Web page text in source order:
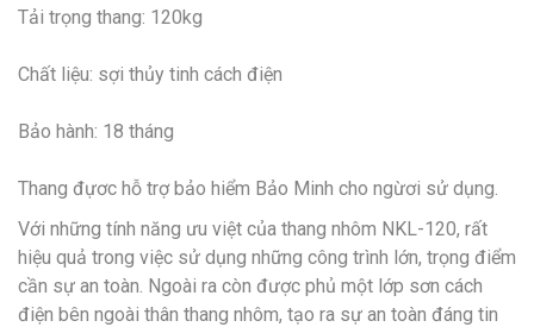
Tải trọng thang: 120kg
Chất liệu: sợi thủy tinh cách điện
Bảo hành: 18 tháng
Thang đựơc hỗ trợ bảo hiểm Bảo Minh cho ngừơi sử dụng.
Với những tính năng ưu việt của thang nhôm NKL-120, rất
hiệu quả trong việc sử dụng những công trình lớn, trọng điểm
cần sự an toàn. Ngoài ra còn được phủ một lớp sơn cách
điện bên ngoài thân thang nhôm, tạo ra sự an toàn đáng tin